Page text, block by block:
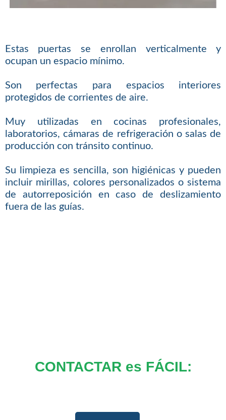
Estas puertas se enrollan verticalmente y
ocupan un espacio mínimo.
Son perfectas para espacios interiores
protegidos de corrientes de aire.
Muy utilizadas en cocinas profesionales,
laboratorios, cámaras de refrigeración o salas de
producción con tránsito continuo.
Su limpieza es sencilla, son higiénicas y pueden
incluir mirillas, colores personalizados o sistema
de autorreposición en caso de deslizamiento
fuera de las guías.
CONTACTAR es FÁCIL: